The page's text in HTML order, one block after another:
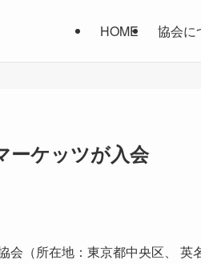
HOME 協会に
ーケッツが入会
（所在地：東京都中央区、 英